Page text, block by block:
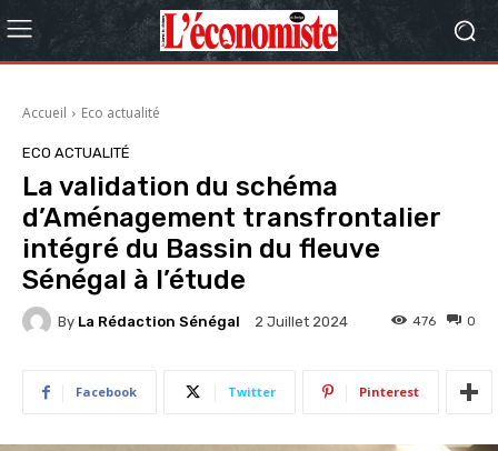
Accueil Eco actualité
ECO ACTUALITÉ
La validation du schéma
d’Aménagement transfrontalier
intégré du Bassin du fleuve
Sénégal à l’étude
By La Rédaction Sénégal 2 Juillet 2024 0
476
Facebook Twitter Pinterest